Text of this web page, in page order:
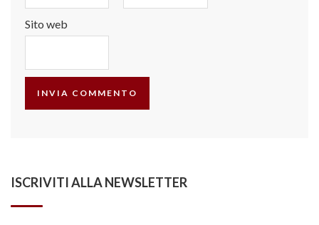
Sito web
ISCRIVITI ALLA NEWSLETTER